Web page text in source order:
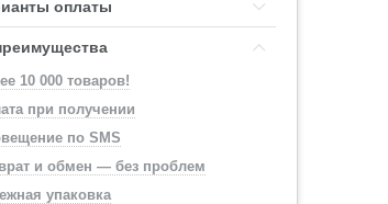
оплаты
10 000 товаров!
при получении
по SMS
и обмен — без проблем
упаковка